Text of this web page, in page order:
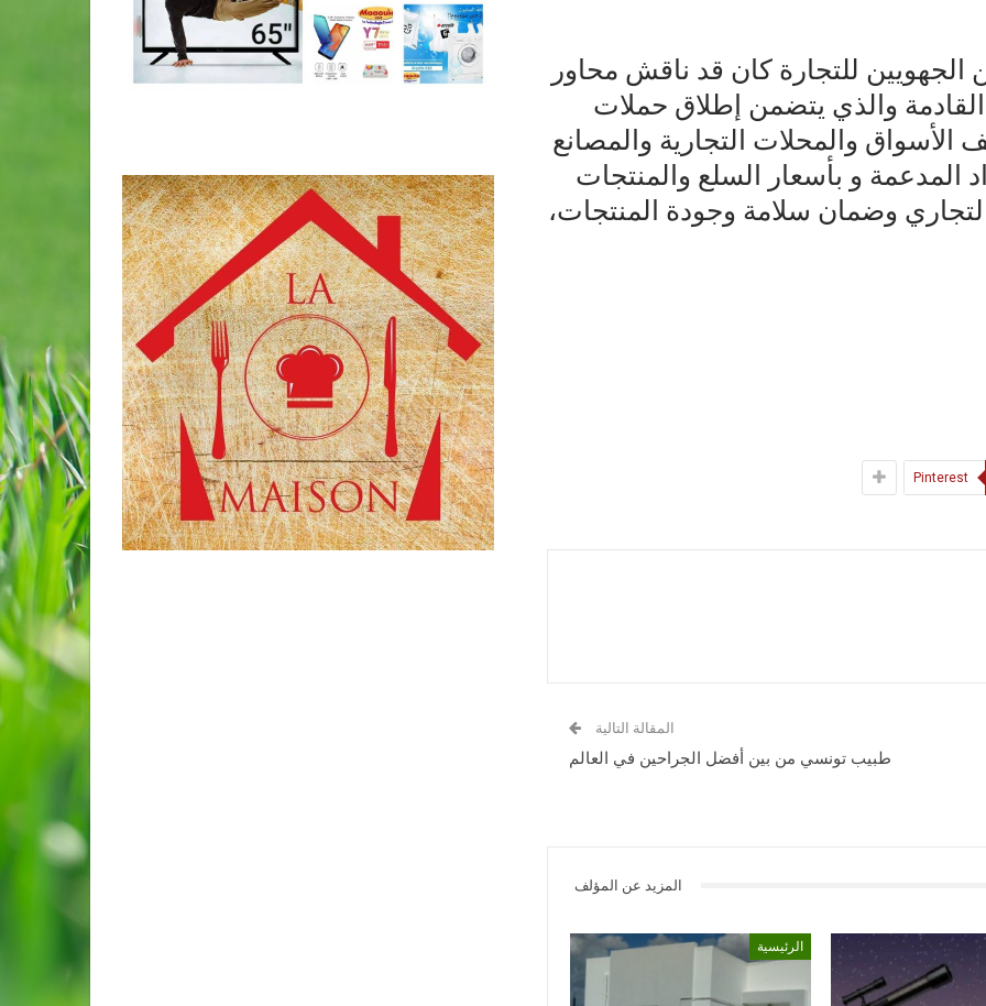
الجهويين للتجارة كان قد ناقش محاور
القادمة والذي يتضمن إطلاق حملات
الأسواق والمحلات التجارية والمصانع
المدعمة و بأسعار السلع والمنتجات
وضمان سلامة وجودة المنتجات،
Pinterest
المقالة التالية
طبيب تونسي من بين أفضل الجراحين في العالم
المزيد عن المؤلف
الرئيسية